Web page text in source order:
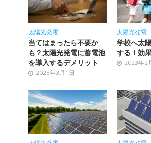
太陽光発電
当てはまったら不要か
も？太陽光発電に蓄電池
を導入するデメリット
2023年3月1日
太陽光発電
学校へ太
する！効
2023年2